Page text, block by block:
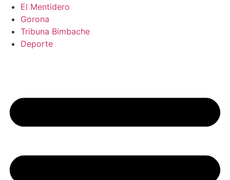
El Mentidero
Gorona
Tribuna Bimbache
Deporte